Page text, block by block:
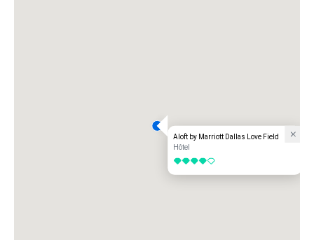
Aloft by Marriott Dallas Love Field
Hôtel
4 sur 5